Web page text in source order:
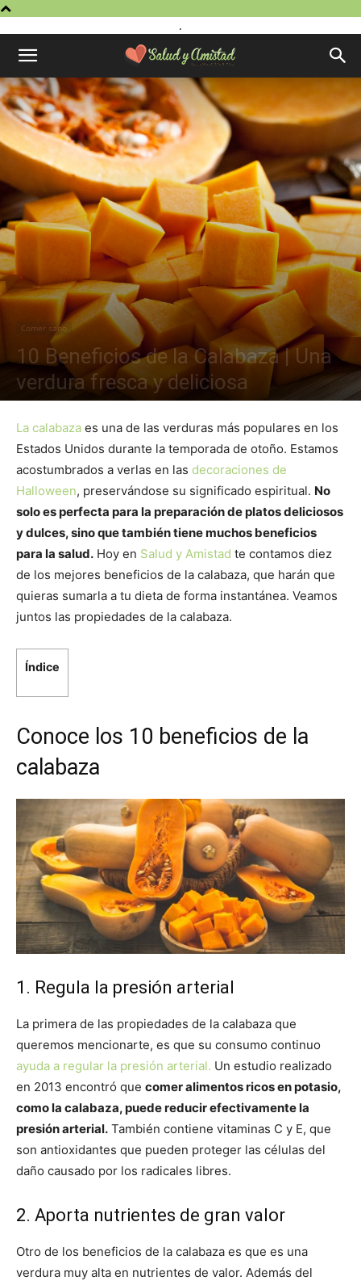
.
Comer sano
10 Beneficios de la Calabaza | Una
verdura fresca y deliciosa
La calabaza es una de las verduras más populares en los
Estados Unidos durante la temporada de otoño. Estamos
acostumbrados a verlas en las decoraciones de
Halloween, preservándose su significado espiritual. No
solo es perfecta para la preparación de platos deliciosos
y dulces, sino que también tiene muchos beneficios
para la salud. Hoy en Salud y Amistad te contamos diez
de los mejores beneficios de la calabaza, que harán que
quieras sumarla a tu dieta de forma instantánea. Veamos
juntos las propiedades de la calabaza.
Índice
Conoce los 10 beneficios de la
calabaza
1. Regula la presión arterial
La primera de las propiedades de la calabaza que
queremos mencionarte, es que su consumo continuo
ayuda a regular la presión arterial. Un estudio realizado
en 2013 encontró que comer alimentos ricos en potasio,
como la calabaza, puede reducir efectivamente la
presión arterial. También contiene vitaminas C y E, que
son antioxidantes que pueden proteger las células del
daño causado por los radicales libres.
2. Aporta nutrientes de gran valor
Otro de los beneficios de la calabaza es que es una
verdura muy alta en nutrientes de valor. Además del